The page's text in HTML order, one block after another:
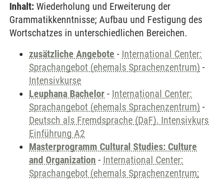
Inhalt: Wiederholung und Erweiterung der
Grammatikkenntnisse; Aufbau und Festigung des
Wortschatzes in unterschiedlichen Bereichen.
zusätzliche Angebote - International Center:
Sprachangebot (ehemals Sprachenzentrum) -
Intensivkurse
Leuphana Bachelor - International Center:
Sprachangebot (ehemals Sprachenzentrum) -
Deutsch als Fremdsprache (DaF). Intensivkurs
Einführung A2
Masterprogramm Cultural Studies: Culture
and Organization - International Center:
Sprachangebot (ehemals Sprachenzentrum;